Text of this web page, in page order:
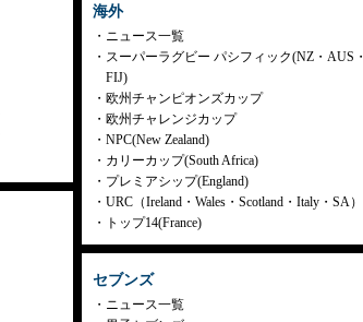
海外
ニュース一覧
スーパーラグビー パシフィック(NZ・AUS・
FIJ)
欧州チャンピオンズカップ
欧州チャレンジカップ
NPC(New Zealand)
カリーカップ(South Africa)
プレミアシップ(England)
URC（Ireland・Wales・Scotland・Italy・SA）
トップ14(France)
セブンズ
ニュース一覧